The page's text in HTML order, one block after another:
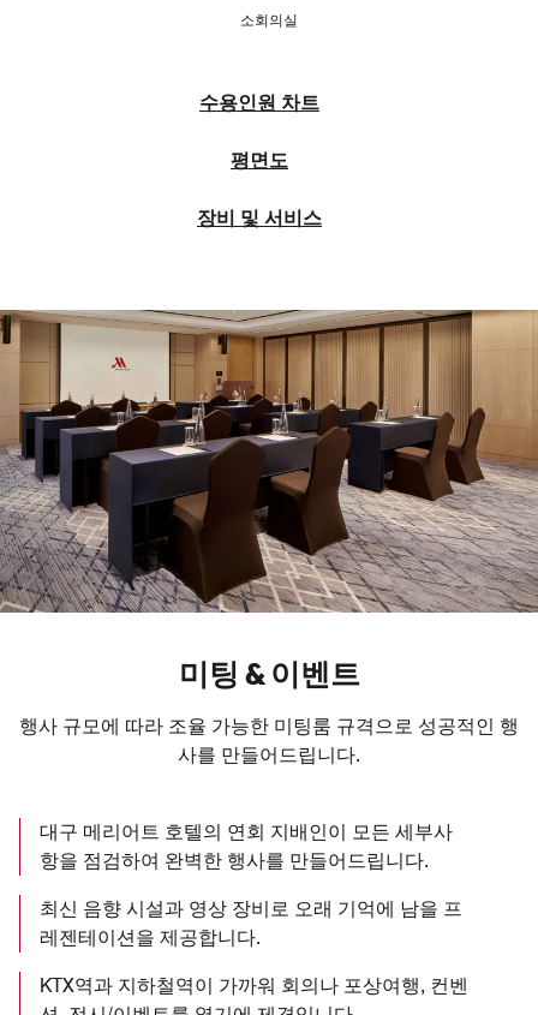
소회의실
수용인원 차트
평면도
장비 및 서비스
미팅 & 이벤트
행사 규모에 따라 조율 가능한 미팅룸 규격으로 성공적인 행
사를 만들어드립니다.
대구 메리어트 호텔의 연회 지배인이 모든 세부사
항을 점검하여 완벽한 행사를 만들어드립니다.
최신 음향 시설과 영상 장비로 오래 기억에 남을 프
레젠테이션을 제공합니다.
KTX역과 지하철역이 가까워 회의나 포상여행, 컨벤